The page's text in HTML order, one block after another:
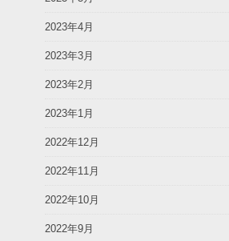
2023年4月
2023年3月
2023年2月
2023年1月
2022年12月
2022年11月
2022年10月
2022年9月